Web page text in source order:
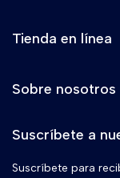
Tienda en línea
Sobre nosotros
Suscríbete a
Suscríbete para